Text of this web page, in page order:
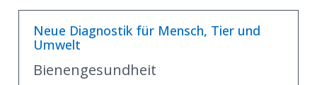
Neue Diagnostik für Mensch, Tier und
Umwelt
Bienengesundheit